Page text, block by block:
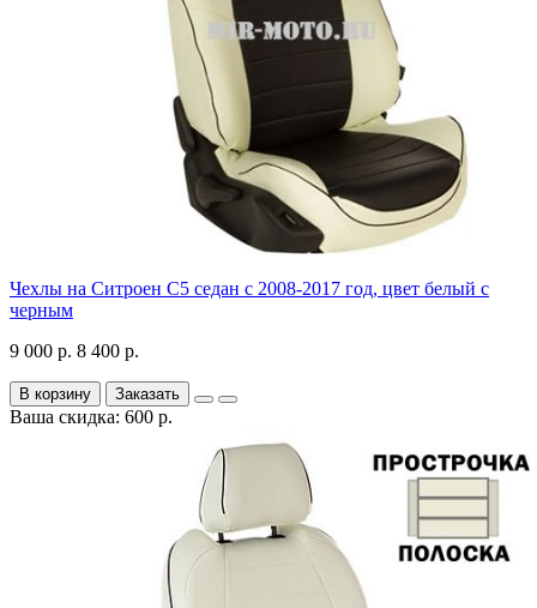
Чехлы на Ситроен С5 седан с 2008-2017 год, цвет белый с
черным
9 000 р. 8 400 р.
В корзину Заказать
Ваша скидка: 600 р.